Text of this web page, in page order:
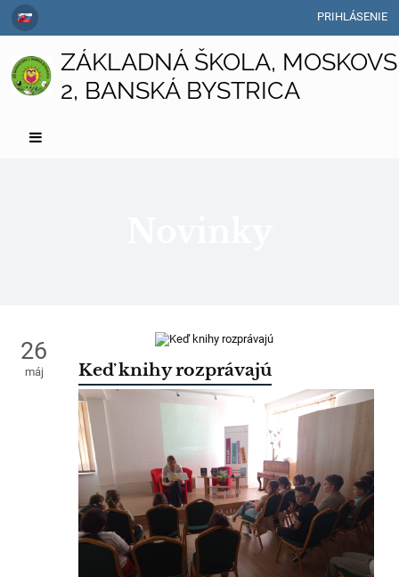
PRIHLÁSENIE
ZÁKLADNÁ ŠKOLA,
2, BANSKÁ BYSTRICA
26
máj Keď knihy rozprávajú